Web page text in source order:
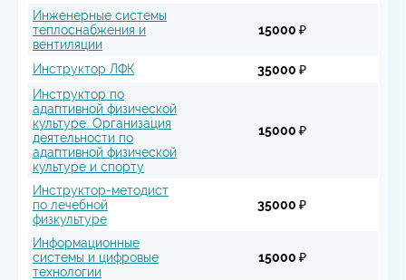
Инженерные системы
теплоснабжения и
вентиляции
15000 ₽
Инструктор ЛФК
35000 ₽
Инструктор по
адаптивной физической
культуре. Организация
деятельности по
адаптивной физической
культуре и спорту
15000 ₽
Инструктор-методист
по лечебной
физкультуре
35000 ₽
Информационные
системы и цифровые
технологии
15000 ₽